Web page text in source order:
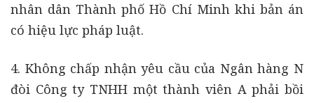
nhân dân Thành phố Hồ Chí Minh khi bản án
có hiệu lực pháp luật.
4. Không chấp nhận yêu cầu của Ngân hàng N
đòi Công ty TNHH một thành viên A phải bồi